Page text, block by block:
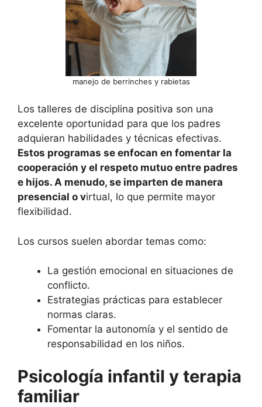
manejo de berrinches y rabietas
Los talleres de disciplina positiva son una
excelente oportunidad para que los padres
adquieran habilidades y técnicas efectivas.
Estos programas se enfocan en fomentar la
cooperación y el respeto mutuo entre padres
e hijos. A menudo, se imparten de manera
presencial o virtual, lo que permite mayor
flexibilidad.
Los cursos suelen abordar temas como:
La gestión emocional en situaciones de
conflicto.
Estrategias prácticas para establecer
normas claras.
Fomentar la autonomía y el sentido de
responsabilidad en los niños.
Psicología infantil y terapia
familiar